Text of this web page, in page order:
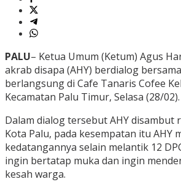
PALU– Ketua Umum (Ketum) Agus
akrab disapa (AHY) berdialog
berlangsung di Cafe Tanaris Cofee
Kecamatan Palu Timur, Selasa (28/02).
Dalam dialog tersebut AHY disambut
Kota Palu, pada kesempatan itu AHY
kedatangannya selain melantik 12
ingin bertatap muka dan ingin
kesah warga.